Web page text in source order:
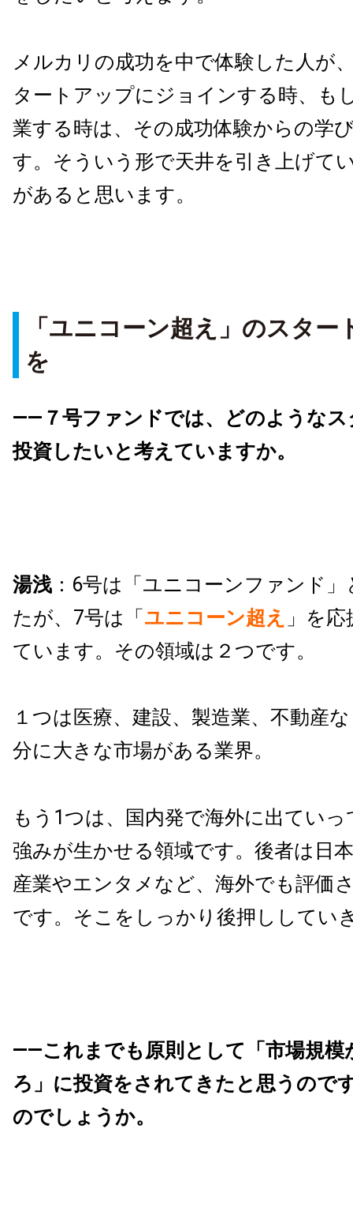
メルカリの成功を中で体験した人が
タートアップにジョインする時、も
業する時は、その成功体験からの学
す。そういう形で天井を引き上げて
があると思います。
「ユニコーン超え」のスター
を
――７号ファンドでは、どのような
投資したいと考えていますか。
湯浅 ：6号は「ユニコーンファンド
たが、7号は「ユニコーン超え 」を
ています。その領域は２つです。
１つは医療、建設、製造業、不動産
分に大きな市場がある業界。
もう1つは、国内発で海外に出てい
強みが生かせる領域です。後者は日
産業やエンタメなど、海外でも評価
です。そこをしっかり後押ししてい
――これまでも原則として「市場規模
ろ」に投資をされてきたと思うので
のでしょうか。